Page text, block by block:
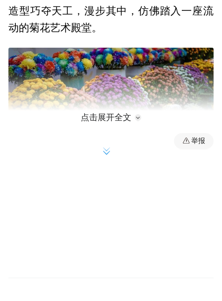
造型巧夺天工，漫步其中，仿佛踏入一座流
动的菊花艺术殿堂。
点击展开全文
举报